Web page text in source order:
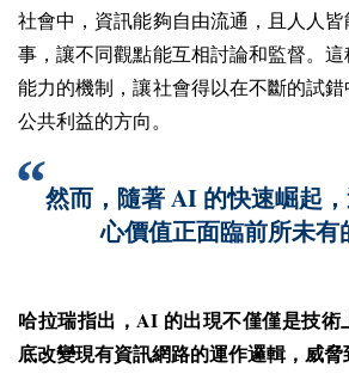
社會中，資訊能夠自由流通，且人人
事，讓不同觀點能互相討論和監督。
能力的機制，讓社會得以在不斷的試
公共利益的方向。
然而，隨著 AI 的快速崛起
心價值正面臨前所未有
哈拉瑞指出， AI 的出現不僅僅是技術
底改變現有資訊網路的運作邏輯，威脅